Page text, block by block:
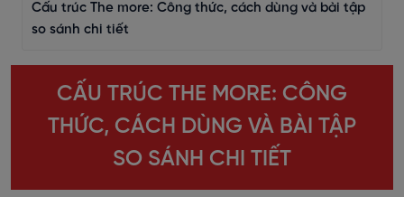
Cấu trúc The more: Công thức, cách dùng và bài tập
so sánh chi tiết
CẤU TRÚC THE MORE: CÔNG
THỨC, CÁCH DÙNG VÀ BÀI TẬP
SO SÁNH CHI TIẾT